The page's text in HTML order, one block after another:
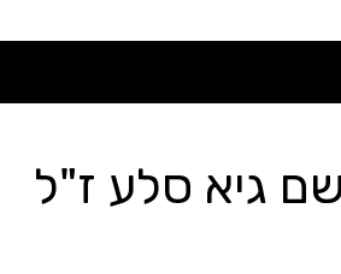
גיא סלע ז"ל